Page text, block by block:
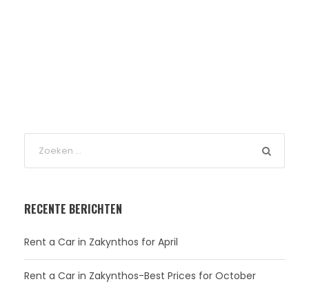
RECENTE BERICHTEN
Rent a Car in Zakynthos for April
Rent a Car in Zakynthos-Best Prices for October